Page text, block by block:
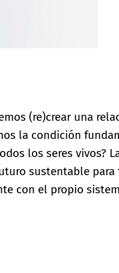
(re)crear una
la condición
los seres vivos?
sustentable
con el propio